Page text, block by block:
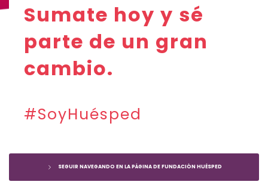
Sumate hoy y sé
parte de un gran
cambio.
#SoyHuésped
SEGUIR NAVEGANDO EN LA PÁGINA DE FUNDACIÓN HUÉSPED